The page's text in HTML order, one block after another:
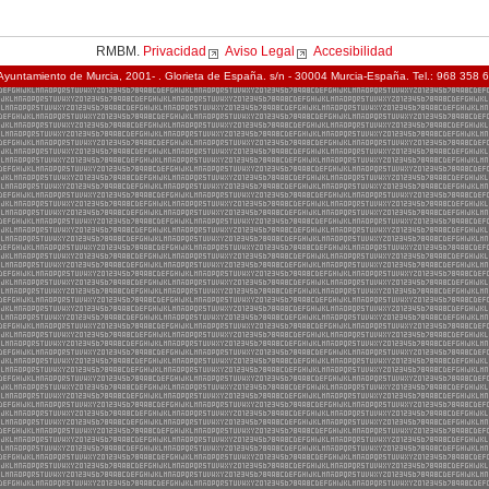
RMBM. Privacidad Aviso Legal Accesibilidad
de Murcia, 2001- . Glorieta de España. s/n - 30004 Murcia-España. Tel.: 968 358